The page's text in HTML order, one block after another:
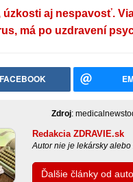
úzkosti aj nespavosť.
má po uzdravení
FACEBOOK
Zdroj:
Redakcia ZDRAVIE.sk
Autor nie je lekársky
Ďalšie články od